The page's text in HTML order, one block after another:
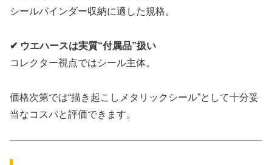
シールバインダー収納に適した規格。
✔ ウエハースは実質“付属品”扱い
コレクター視点ではシール主体。
価格次第では“描き起こしメタリックシール”として十分妥
当なコスパと評価できます。